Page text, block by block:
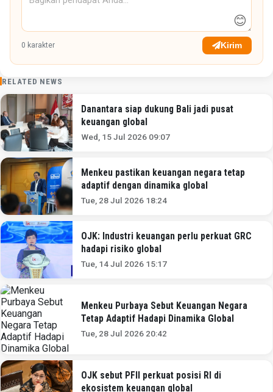
😊
0 karakter Kirim
RELATED NEWS
Danantara siap dukung Bali jadi pusat
keuangan global
Wed, 15 Jul 2026 09:07
Menkeu pastikan keuangan negara tetap
adaptif dengan dinamika global
Tue, 28 Jul 2026 18:24
OJK: Industri keuangan perlu perkuat GRC
hadapi risiko global
Tue, 14 Jul 2026 15:17
Menkeu Purbaya Sebut Keuangan Negara
Tetap Adaptif Hadapi Dinamika Global
Tue, 28 Jul 2026 20:42
OJK sebut PFII perkuat posisi RI di
ekosistem keuangan global